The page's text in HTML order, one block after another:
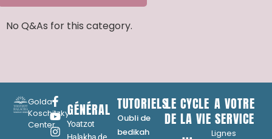
No Q&As for this category.
Golda
Koschitzky
Center
GÉNÉRAL
Yoatzot
TUTORIELS
Oubli de
bedikah
LE CYCLE
DE LA VIE
...
A VOTRE
SERVICE
Lignes